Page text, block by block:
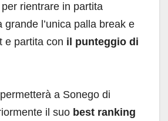
per rientrare in partita
grande l’unica palla break e
e partita con il punteggio di
a Sonego di
il suo best ranking